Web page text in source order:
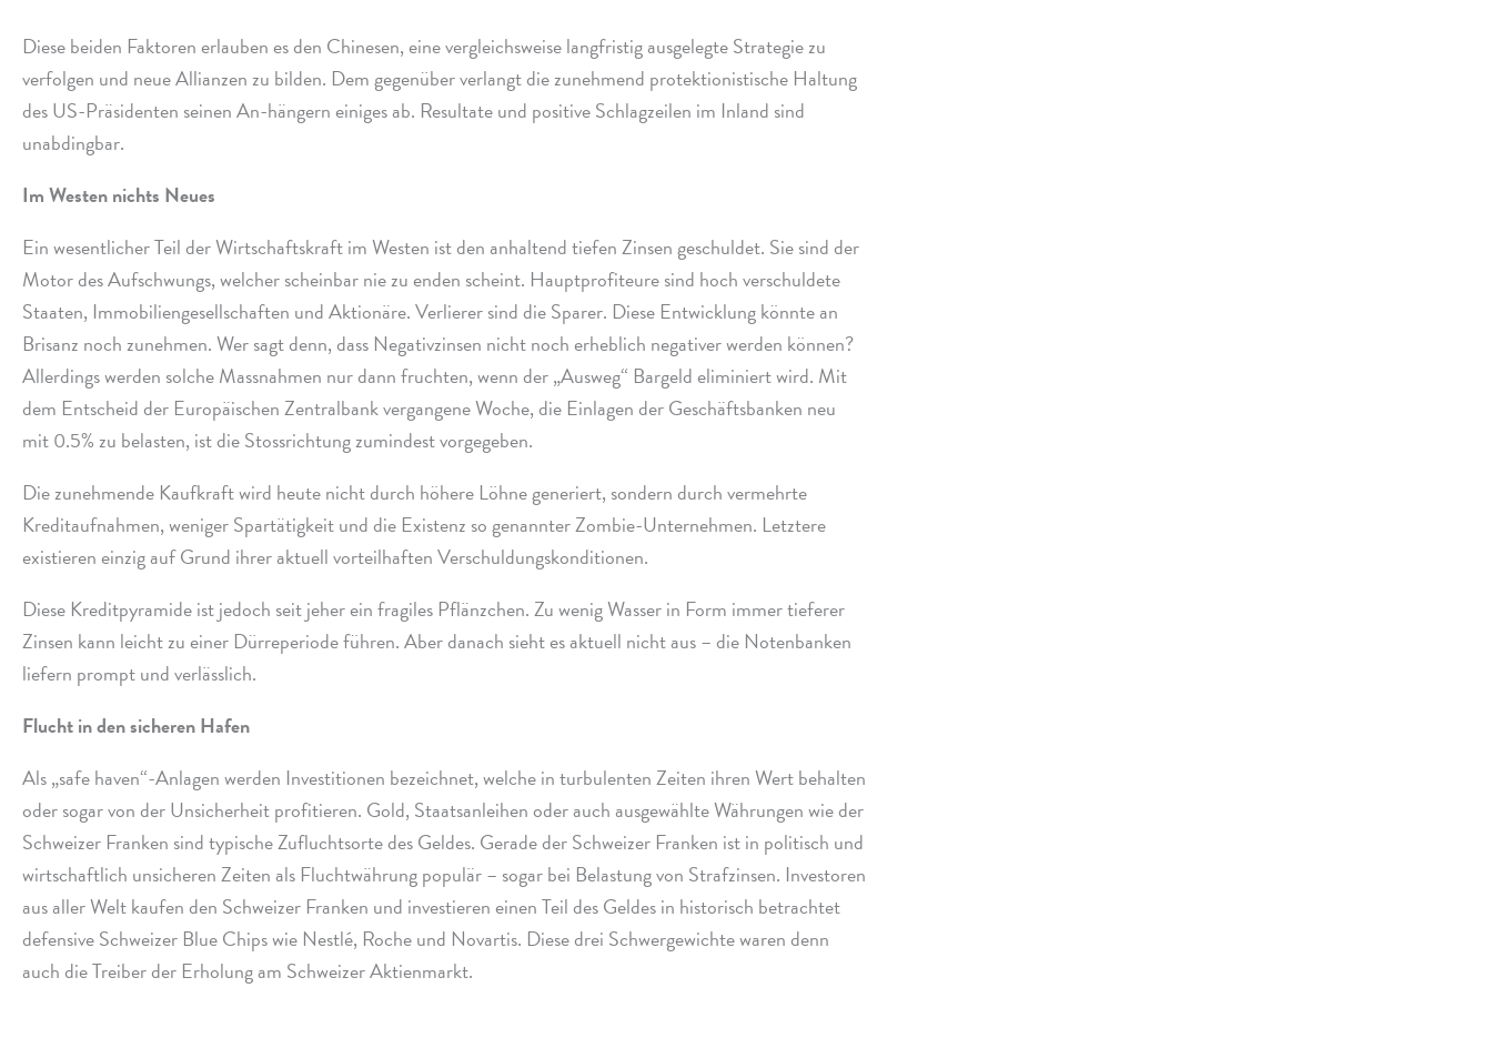
Diese beiden Faktoren erlau­ben es den Chinesen, eine vergleichs­weise lang­fri­stig ausge­legte Strategie zu
verfol­gen und neue Allianzen zu bilden. Dem gegen­über verlangt die zuneh­mend protek­tio­ni­sti­sche Haltung
des US-Präsidenten seinen An-hängern eini­ges ab. Resultate und posi­tive Schlagzeilen im Inland sind
unabdingbar.
Im Westen nichts Neues
Ein wesent­li­cher Teil der Wirtschaftskraft im Westen ist den anhal­tend tiefen Zinsen geschul­det. Sie sind der
Motor des Aufschwungs, welcher schein­bar nie zu enden scheint. Hauptprofiteure sind hoch verschul­dete
Staaten, Immobiliengesellschaften und Aktionäre. Verlierer sind die Sparer. Diese Entwicklung könnte an
Brisanz noch zuneh­men. Wer sagt denn, dass Negativzinsen nicht noch erheb­lich nega­ti­ver werden können?
Allerdings werden solche Massnahmen nur dann fruch­ten, wenn der „Ausweg“ Bargeld elimi­niert wird. Mit
dem Entscheid der Europäischen Zentralbank vergan­gene Woche, die Einlagen der Geschäftsbanken neu
mit 0.5% zu bela­sten, ist die Stossrichtung zumin­dest vorgegeben.
Die zuneh­mende Kaufkraft wird heute nicht durch höhere Löhne gene­riert, sondern durch vermehrte
Kreditaufnahmen, weni­ger Spartätigkeit und die Existenz so genann­ter Zombie-Unternehmen. Letztere
existie­ren einzig auf Grund ihrer aktu­ell vorteil­haf­ten Verschuldungskonditionen.
Diese Kreditpyramide ist jedoch seit jeher ein fragi­les Pflänzchen. Zu wenig Wasser in Form immer tiefe­rer
Zinsen kann leicht zu einer Dürreperiode führen. Aber danach sieht es aktu­ell nicht aus – die Notenbanken
liefern prompt und verlässlich.
Flucht in den siche­ren Hafen
Als „safe haven“-Anlagen werden Investitionen bezeich­net, welche in turbu­len­ten Zeiten ihren Wert behal­ten
oder sogar von der Unsicherheit profi­tie­ren. Gold, Staatsanleihen oder auch ausge­wählte Währungen wie der
Schweizer Franken sind typi­sche Zufluchtsorte des Geldes. Gerade der Schweizer Franken ist in poli­tisch und
wirt­schaft­lich unsi­che­ren Zeiten als Fluchtwährung popu­lär – sogar bei Belastung von Strafzinsen. Investoren
aus aller Welt kaufen den Schweizer Franken und inve­stie­ren einen Teil des Geldes in histo­risch betrach­tet
defen­sive Schweizer Blue Chips wie Nestlé, Roche und Novartis. Diese drei Schwergewichte waren denn
auch die Treiber der Erholung am Schweizer Aktienmarkt.